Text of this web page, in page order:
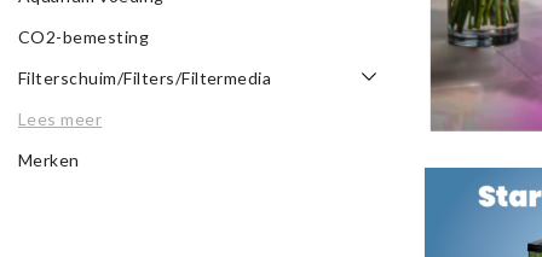
CO2-bemesting
Filterschuim/Filters/Filtermedia
Lees meer
Merken